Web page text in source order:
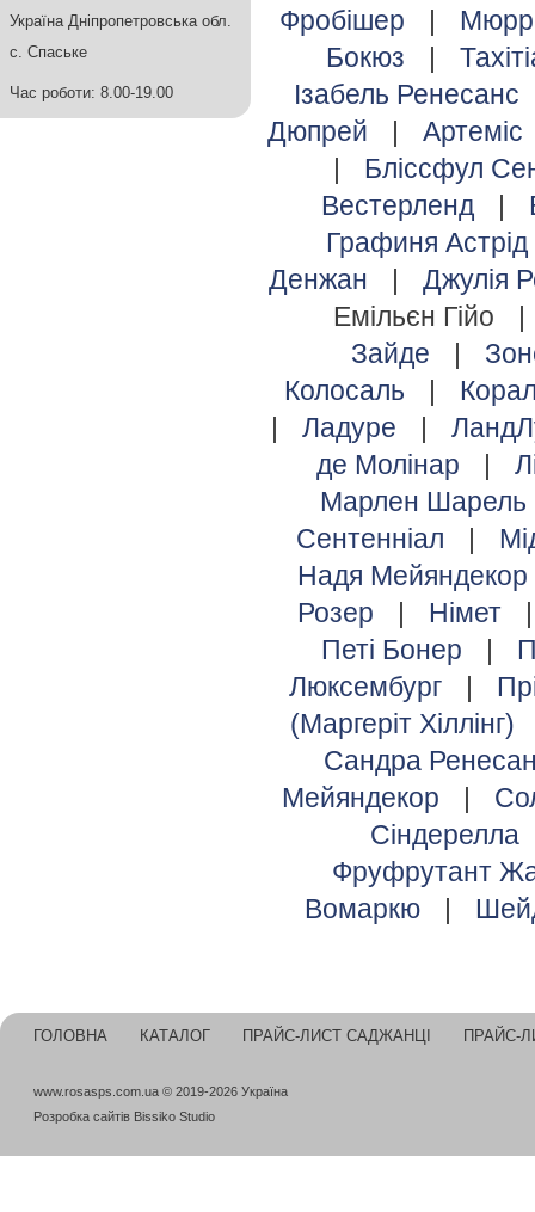
Фробішер
|
Бокюз
|
Ізабель Ренесанс
Дюпрей
|
Артеміс
|
Бліссфул
Вестерленд
|
Графиня
Денжан
|
Джулія
Емільєн Гійо
|
Зайде
|
Колосаль
|
|
Ладуре |
де Молінар
|
Марлен Шарель
Сентенніал
|
Надя Мейяндекор
Розер
| Німет
Петі Бонер
|
Люксембург
|
(Маргеріт Хіллінг)
Сандра
Мейяндекор
|
Сіндерелла
Фруфрутант
Вомаркю
|
Україна Дніпропетровська обл.
с. Спаське
Час роботи: 8.00-19.00
ГОЛОВНА КАТАЛОГ ПРАЙС-ЛИСТ САДЖАНЦІ ПРАЙС-
www.rosasps.com.ua © 2019-2026 Україна
Розробка сайтів Bissiko Studio